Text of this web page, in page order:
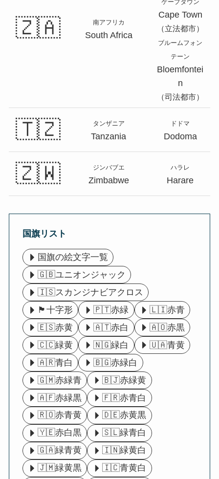
🇿🇦 南アフリカ
South Africa
ケープタウン
Cape Town
（立法都市）
ブルームフォン
テーン
Bloemfontei
n
（司法都市）
🇹🇿 タンザニア
Tanzania
ドドマ
Dodoma
🇿🇼 ジンバブエ
Zimbabwe
ハラレ
Harare
国旗リスト
国旗の絵文字一覧
🇬🇧ユニオンジャック
🇮🇸スカンジナビアクロス
🏴󠁧󠁢󠁥󠁮󠁧󠁿十字形
🇵🇹赤緑
🇱🇮赤青
🇪🇸赤黄
🇦🇹赤白
🇦🇴赤黒
🇨🇨緑黄
🇳🇬緑白
🇺🇦青黄
🇦🇷青白
🇧🇬赤緑白
🇬🇲赤緑青
🇧🇯赤緑黄
🇦🇫赤緑黒
🇫🇷赤青白
🇷🇴赤青黄
🇩🇪赤黄黒
🇾🇪赤白黒
🇸🇱緑青白
🇬🇦緑青黄
🇮🇳緑黄白
🇯🇲緑黄黒
🇮🇨青黄白